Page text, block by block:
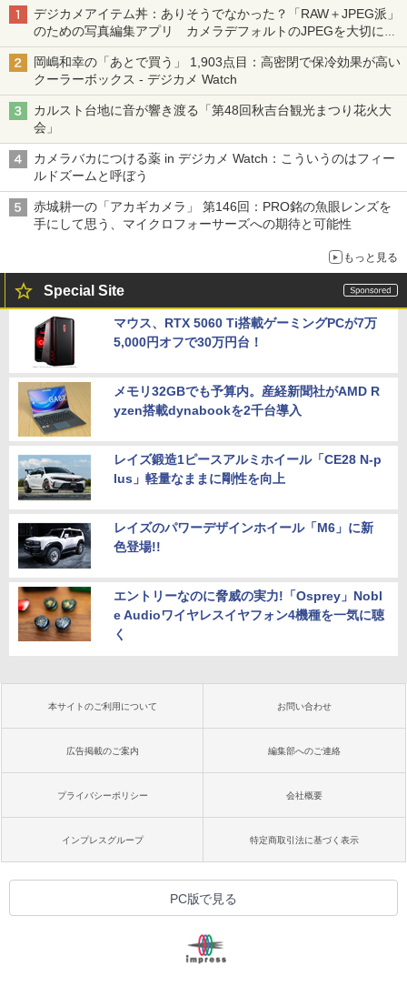
デジカメアイテム丼：ありそうでなかった？「RAW＋JPEG派」
のための写真編集アプリ カメラデフォルトのJPEGを大切にす
る「Filmator」
岡嶋和幸の「あとで買う」 1,903点目：高密閉で保冷効果が高い
クーラーボックス - デジカメ Watch
カルスト台地に音が響き渡る「第48回秋吉台観光まつり花火大
会」
カメラバカにつける薬 in デジカメ Watch：こういうのはフィー
ルドズームと呼ぼう
赤城耕一の「アカギカメラ」 第146回：PRO銘の魚眼レンズを
手にして思う、マイクロフォーサーズへの期待と可能性
もっと見る
Special Site
マウス、RTX 5060 Ti搭載ゲーミングPCが7万
5,000円オフで30万円台！
メモリ32GBでも予算内。産経新聞社がAMD R
yzen搭載dynabookを2千台導入
レイズ鍛造1ピースアルミホイール「CE28 N-p
lus」軽量なままに剛性を向上
レイズのパワーデザインホイール「M6」に新
色登場!!
エントリーなのに脅威の実力!「Osprey」Nobl
e Audioワイヤレスイヤフォン4機種を一気に聴
く
本サイトのご利用について お問い合わせ
広告掲載のご案内 編集部へのご連絡
プライバシーポリシー 会社概要
インプレスグループ 特定商取引法に基づく表示
PC版で見る